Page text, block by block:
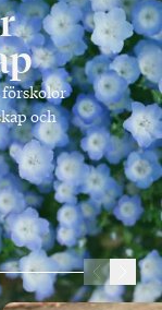
förskolor
och